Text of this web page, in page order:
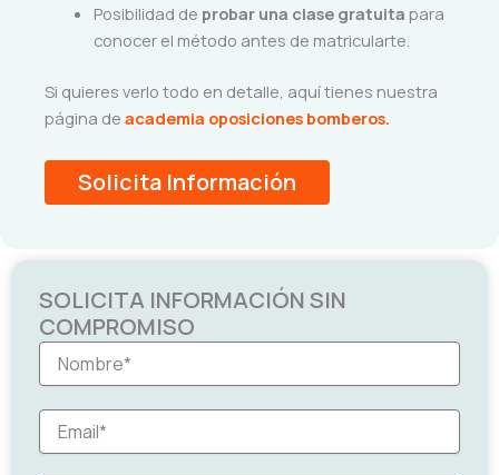
Posibilidad de probar una clase gratuita para
conocer el método antes de matricularte.
Si quieres verlo todo en detalle, aquí tienes nuestra
página de academia oposiciones bomberos.
Solicita Información
SOLICITA INFORMACIÓN SIN
COMPROMISO